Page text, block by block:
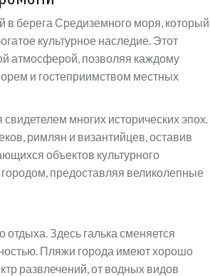
берега Средиземного моря, который
культурное наследие. Этот
атмосферой, позволяя каждому
и гостеприимством местных
многих исторических эпох.
римлян и византийцев, оставив
объектов культурного
предоставляя великолепные
Здесь галька сменяется
Пляжи города имеют хорошо
развлечений, от водных видов